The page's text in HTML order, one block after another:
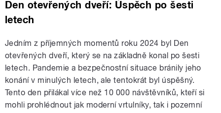
Den otevřených dveří: Úspěch po šesti
letech
Jedním z příjemných momentů roku 2024 byl Den
otevřených dveří, který se na základně konal po šesti
letech. Pandemie a bezpečnostní situace bránily jeho
konání v minulých letech, ale tentokrát byl úspěšný.
Tento den přilákal více než 10 000 návštěvníků, kteří si
mohli prohlédnout jak moderní vrtulníky, tak i pozemní